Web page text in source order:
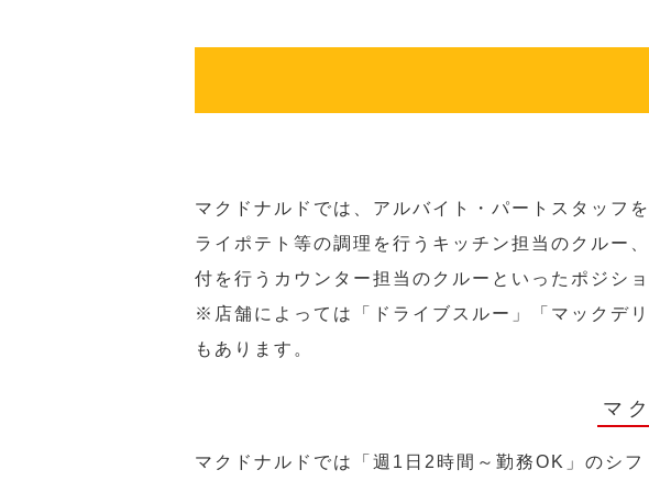
マクドナルドでは、アルバイト・パートスタッフ
ライポテト等の調理を行うキッチン担当のクルー
付を行うカウンター担当のクルーといったポジショ
※店舗によっては「ドライブスルー」「マックデ
もあります。
マ
マクドナルドでは「週1日2時間～勤務OK」のシ